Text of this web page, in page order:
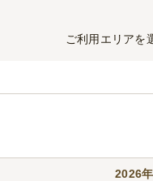
アサヒスーパードライ缶
ビール30本セット
バランス20本セット
アサヒスーパードライ缶
バランス30本セット
ご利用エリアを
2026